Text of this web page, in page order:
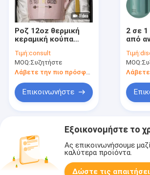
Ροζ 12oz θερμική
κεραμική κούπα
κουτάλι Custom
Logo
Τιμή:consult
MOQ:Συζητήστε
Λάβετε την πιο πρόσφατη τιμή
Επικοινωνήστε
2 σε 1
από
το
Τιμή:
MOQ:
Εξοικονομήστε το
Ας επικοινωνήσουμε
καλύτερα προϊόντα.
Δώστε τις